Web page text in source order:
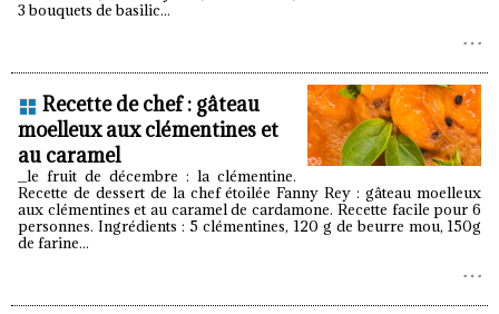
3 bouquets de basilic...
Recette de chef : gâteau
moelleux aux clémentines et
au caramel
_le fruit de décembre : la clémentine.
Recette de dessert de la chef étoilée Fanny Rey : gâteau moelleux
aux clémentines et au caramel de cardamone. Recette facile pour 6
personnes. Ingrédients : 5 clémentines, 120 g de beurre mou, 150g
de farine...